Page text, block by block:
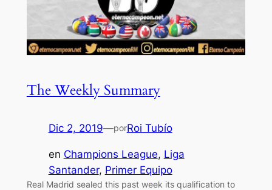
The Weekly Summary
Dic 2, 2019—porRoi Tubío
en Champions League, Liga
Santander, Primer Equipo
Real Madrid sealed this past week its qualification to